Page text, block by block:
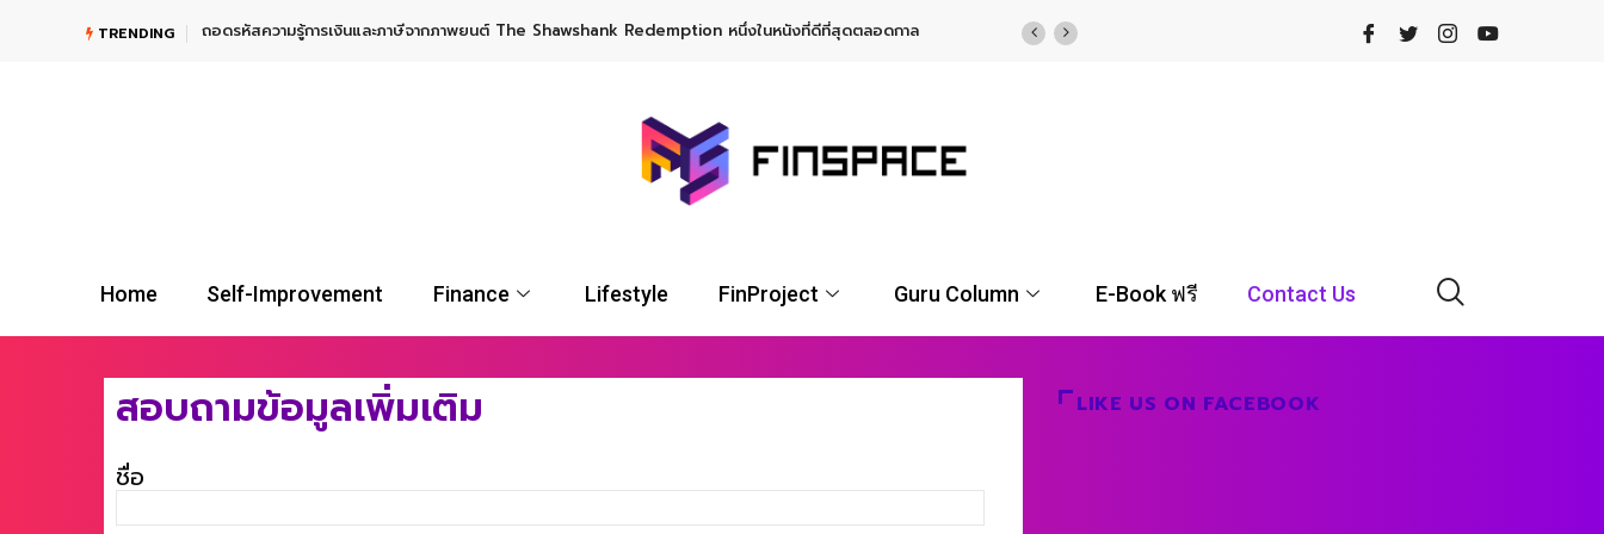
TRENDING
ความรู้การเงินและภาษีจากภาพยนต์ The Shawshank Redemption หนึ่งในหนังที่ดีที่สุดตลอดกาลUGOLD-USD ลงทุนทองคำระยะยาว กับผู้นำตลาดกองทุน Gold ETF พร้อมโอกาสรับผลตอบแทนรูปแบบ
Home Self-Improvement Finance Lifestyle FinProject Guru Column E-Book ฟรี Contact Us
สอบถามข้อมูลเพิ่มเติม
ชื่อ
LIKE US ON FACEBOOK